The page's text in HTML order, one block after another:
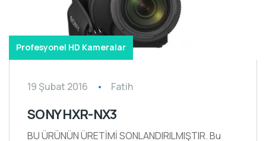
Profesyonel HD Kameralar
19 Şubat 2016 Fatih
SONY HXR-NX3
BU ÜRÜNÜN ÜRETİMİ SONLANDIRILMIŞTIR. Bu